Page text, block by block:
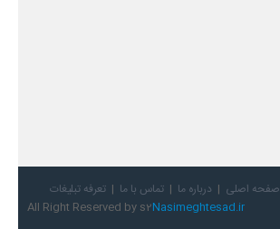
تعرفه تبلیغات تماس با ما درباره ما
صفحه اصلی
All Right Reserved by s2Nasimeghtesad.ir